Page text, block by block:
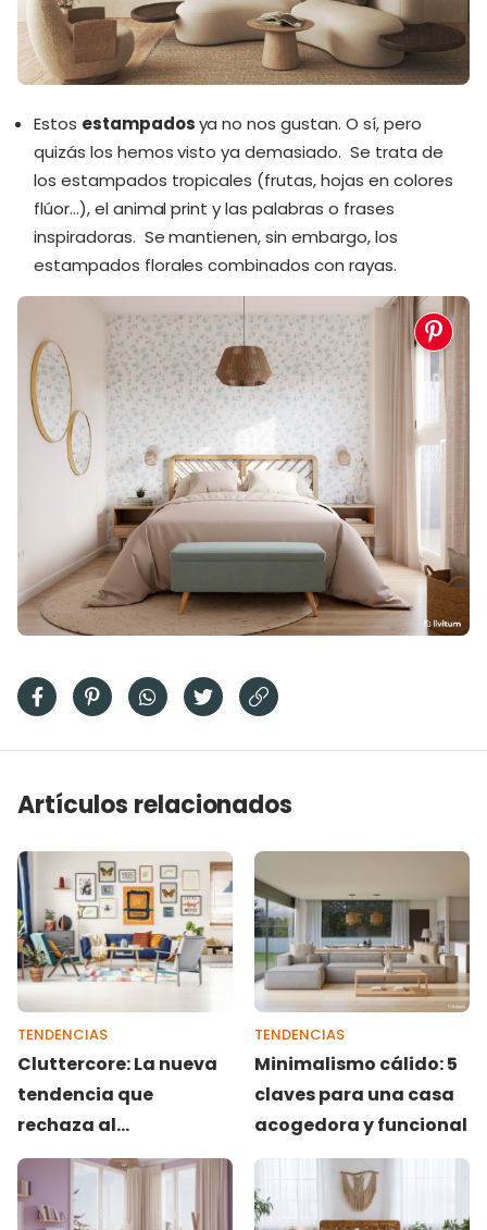
Estos estampadosya no nos gustan. O sí, pero
quizás los hemos visto ya demasiado. Se trata de
los estampados tropicales (frutas, hojas en colores
flúor…), el animal print y las palabras o frases
inspiradoras. Se mantienen, sin embargo, los
estampados florales combinados con rayas.
Artículos relacionados
TENDENCIAS
Cluttercore: La nueva
tendencia que
rechaza al
minimalismo
TENDENCIAS
Minimalismo cálido: 5
claves para una casa
acogedora y funcional